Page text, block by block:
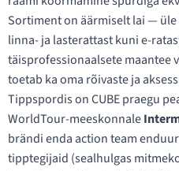
Sortiment on äärmiselt lai —
linna- ja lasterattast kuni e-
täisprofessionaalsete maantee
toetab ka oma rõivaste ja
Tippspordis on CUBE praegu
WorldTour-meeskonnale
brändi enda action team
tipptegijaid (sealhulgas